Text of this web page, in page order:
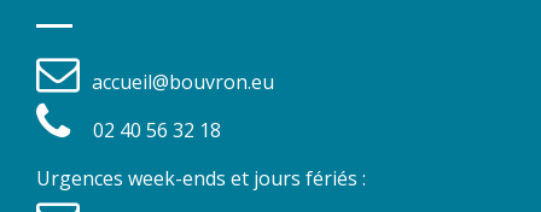
accueil@bouvron.eu
02 40 56 32 18
Urgences week-ends et jours fériés :